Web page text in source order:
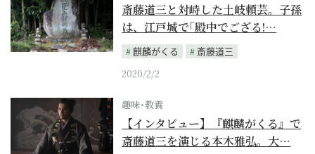
斎藤道三と対峙した土岐頼芸。子孫
は、江戸城で｢殿中でござる!…
麒麟がくる
斎藤道三
2020/2/2
趣味･教養
【インタビュー】『麒麟がくる』で
斎藤道三を演じる本木雅弘。大…